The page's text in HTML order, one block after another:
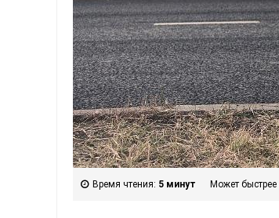
Время чтения: 5 минут Может быстрее